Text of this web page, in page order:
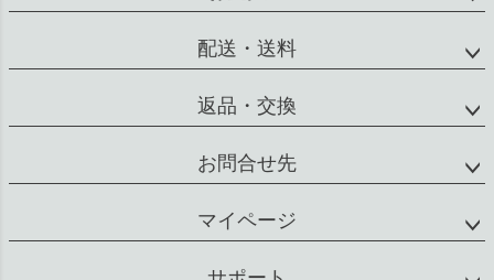
返品・交換
お問合せ先
マイページ
サポート
会社概要